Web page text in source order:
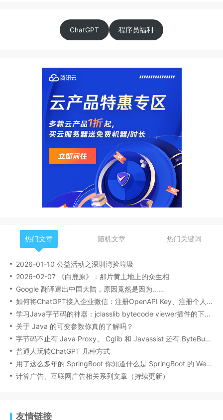
ChatGPT 程序员福利
热门文章 随机文章 热门关键词
2026-01-10 公益活动之深圳湾捡垃圾
2026-02-07 《白鹿原》：那片黄土地上的众生相
Google 翻译退出中国大陆，原因竟然是因为……
如何将ChatGPT接入企业微信：注册OpenAPI Key、注册个人企业微信、启动chatgpt-wechat服务
学习Java字节码的神器：jclasslib bytecode viewer插件的下载安装和使用
关于 Java 的可变参数你真的了解吗？
字节码不止有 Java Proxy、 Cglib 和 Javassist 还有 ByteBuddy
普通人玩转ChatGPT 几种方式
用了这么多年的 SpringBoot 你知道什么是 SpringBoot 的 Web 类型推断吗？
计算广告、互联网广告相关系列文章（持续更新）
友情链接